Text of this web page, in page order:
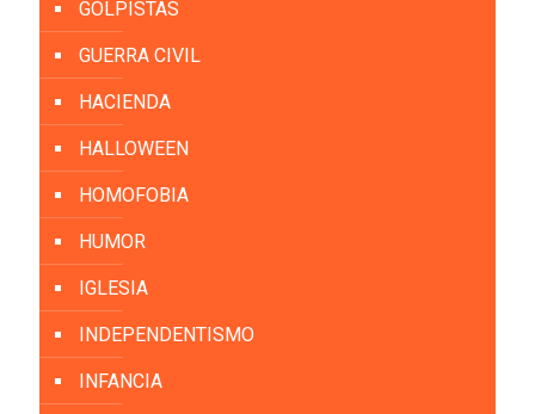
GOLPISTAS
GUERRA CIVIL
HACIENDA
HALLOWEEN
HOMOFOBIA
HUMOR
IGLESIA
INDEPENDENTISMO
INFANCIA